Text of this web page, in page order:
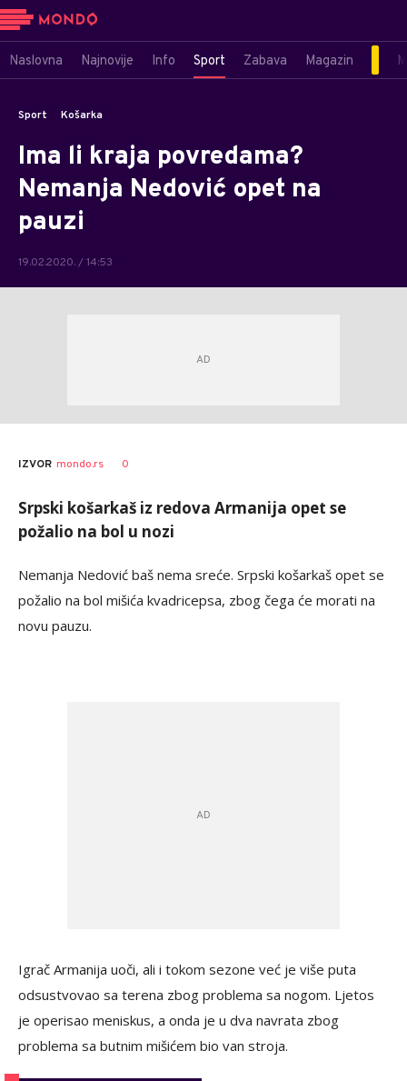
Naslovna Najnovije Info Sport Zabava Magazin
Sport Košarka
Ima li kraja povredama?
Nemanja Nedović opet na
pauzi
19.02.2020. / 14:53
IZVOR mondo.rs 0
Srpski košarkaš iz redova Armanija opet se
požalio na bol u nozi
Nemanja Nedović baš nema sreće. Srpski košarkaš opet se
požalio na bol mišića kvadricepsa, zbog čega će morati na
novu pauzu.
Igrač Armanija uoči, ali i tokom sezone već je više puta
odsustvovao sa terena zbog problema sa nogom. Ljetos
je operisao meniskus, a onda je u dva navrata zbog
problema sa butnim mišićem bio van stroja.